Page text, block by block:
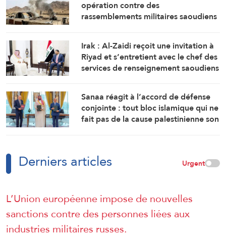
opération contre des
rassemblements militaires saoudiens
Irak : Al-Zaidi reçoit une invitation à
Riyad et s’entretient avec le chef des
services de renseignement saoudiens
Sanaa réagit à l’accord de défense
conjointe : tout bloc islamique qui ne
fait pas de la cause palestinienne son
Derniers articles Urgent
L’Union européenne impose de nouvelles
sanctions contre des personnes liées aux
industries militaires russes.